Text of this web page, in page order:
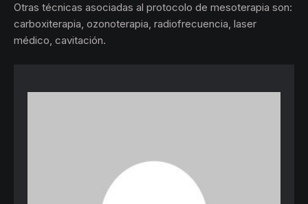
Otras técnicas asociadas al protocolo de mesoterapia son:
carboxiterapia, ozonoterapia, radiofrecuencia, laser
médico, cavitación.